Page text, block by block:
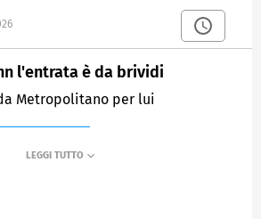
l'entrata è da brividi
Metropolitano per lui